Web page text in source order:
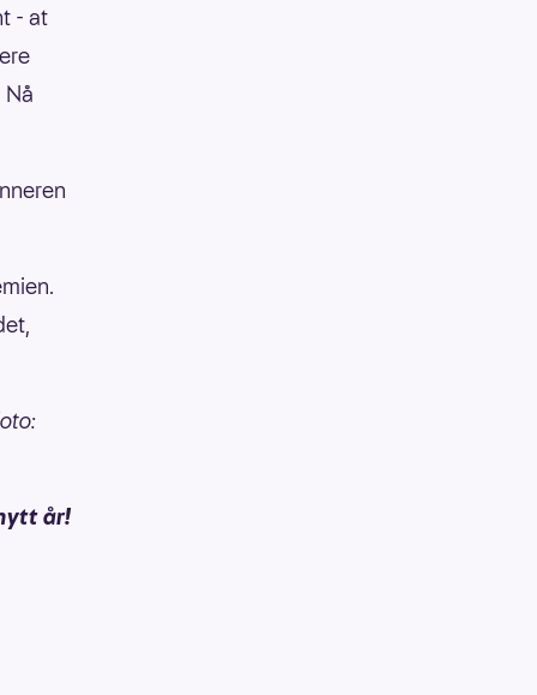
- at
år!